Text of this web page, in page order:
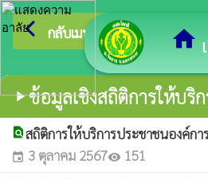
home
arrow_back_ios กลับเมนูหลัก
play_arrowข้อมูลเชิงสถิติการให้บริ
find_in_pageสถิติการให้บริการประชาชนองค์ก
event 3 ตุลาคม 2567visibility 151